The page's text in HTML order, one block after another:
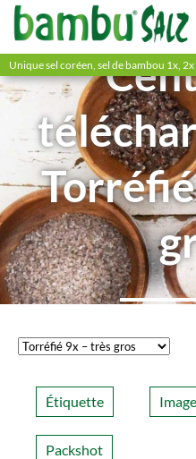
Unique sel coréen, sel de bambou 1x,
Étiquette
Packshot